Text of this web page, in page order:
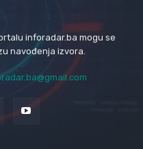
inforadar.ba mogu se
navođenja izvora.